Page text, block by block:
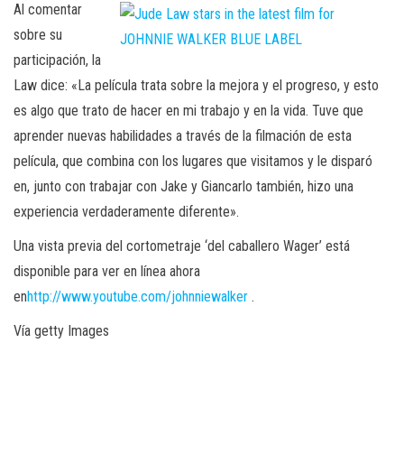
Al comentar
sobre su
participación, la
Law dice: «La película trata sobre la mejora y el progreso, y esto
es algo que trato de hacer en mi trabajo y en la vida. Tuve que
aprender nuevas habilidades a través de la filmación de esta
película, que combina con los lugares que visitamos y le disparó
en, junto con trabajar con Jake y Giancarlo también, hizo una
experiencia verdaderamente diferente».
Una vista previa del cortometraje ‘del caballero Wager’ está
disponible para ver en línea ahora
enhttp://www.youtube.com/johnniewalker .
Vía getty Images